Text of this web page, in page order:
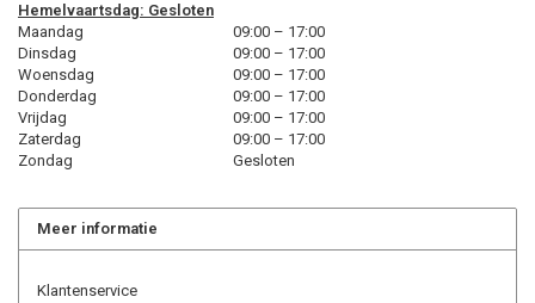
Hemelvaartsdag: Gesloten
Maandag
09:00 – 17:00
Dinsdag
09:00 – 17:00
Woensdag
09:00 – 17:00
Donderdag
09:00 – 17:00
Vrijdag
09:00 – 17:00
Zaterdag
09:00 – 17:00
Zondag
Gesloten
Meer informatie
Klantenservice